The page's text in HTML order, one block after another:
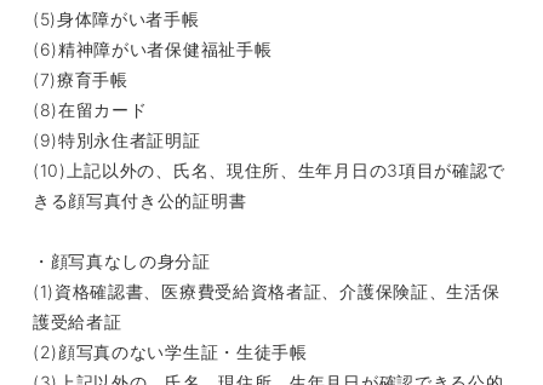
(5)身体障がい者⼿帳
(6)精神障がい者保健福祉⼿帳
(7)療育⼿帳
(8)在留カード
(9)特別永住者証明証
(10)上記以外の、氏名、現住所、生年月日の3項目が確認で
きる顔写真付き公的証明書
・顔写真なしの身分証
(1)資格確認書、医療費受給資格者証、介護保険証、生活保
護受給者証
(2)顔写真のない学生証・生徒手帳